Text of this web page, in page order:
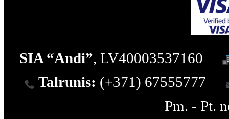
SIA “Andi”, LV40003537160
Talrunis: (+371) 67555777
Pm. - Pt.